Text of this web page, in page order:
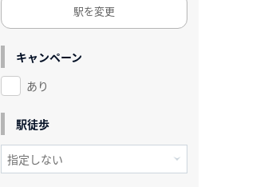
駅を変更
キャンペーン
あり
駅徒歩